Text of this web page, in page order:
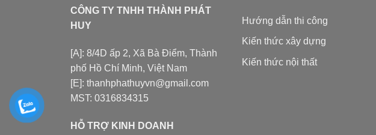
CÔNG TY TNHH THÀNH PHÁT
HUY
[A]: 8/4D ấp 2, Xã Bà Điểm, Thành
phố Hồ Chí Minh, Việt Nam
[E]: thanhphathuyvn@gmail.com
MST: 0316834315
HỖ TRỢ KINH DOANH
Hướng dẫn thi công
Kiến thức xây dựng
Kiến thức nội thất